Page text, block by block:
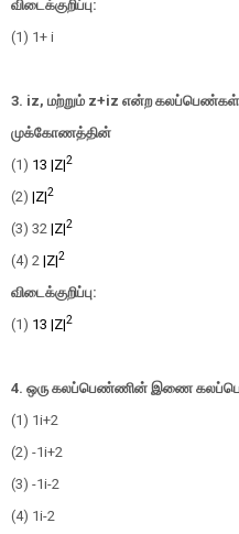
விடைக்குறிப்பு:
(1) 1+ i
3. iz, மற்றும் z+iz என்ற கலப்பெண்கள்
முக்கோணத்தின்
(1) 13 |Z|2
(2) |Z|2
(3) 32 |Z|2
(4) 2 |Z|2
விடைக்குறிப்பு:
(1) 13 |Z|2
4. ஒரு கலப்பெண்ணின் இணை
(1) 1i+2
(2) -1i+2
(3) -1i-2
(4) 1i-2